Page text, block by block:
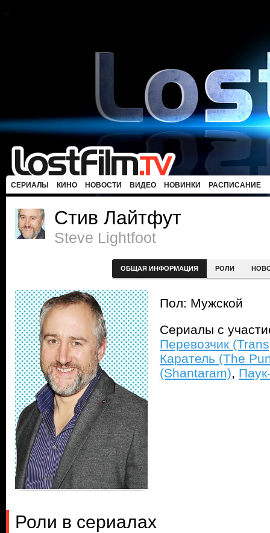
СЕРИАЛЫ КИНО НОВОСТИ ВИДЕО НОВИНКИ РАСПИСАНИЕ
Стив Лайтфут
Steve Lightfoot
ОБЩАЯ ИНФОРМАЦИЯ РОЛИ
Пол: Мужской
Сериалы с
Перевозчик
Каратель (The
(Shantaram),
Роли в сериалах